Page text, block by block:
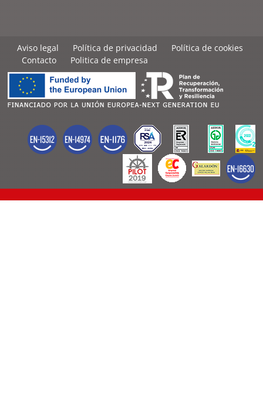
Aviso legal Política de privacidad
Política de cookies
Contacto
Politica de empresa